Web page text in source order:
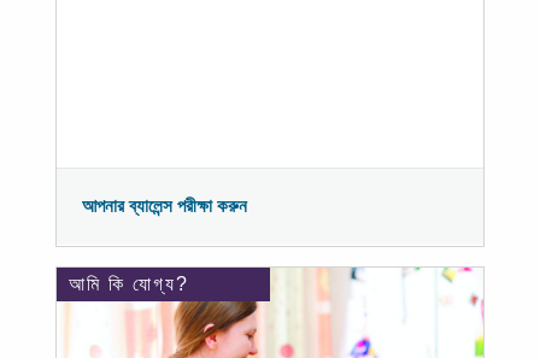
আপনার ব্যালেন্স পরীক্ষা করুন
আমি কি যোগ্য?